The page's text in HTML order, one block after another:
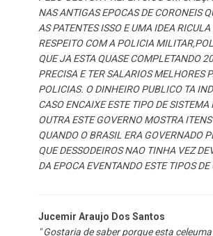
NAS ANTIGAS EPOCAS DE CORONEIS
AS PATENTES ISSO E UMA IDEA RICULA
RESPEITO COM A POLICIA
QUE JA ESTA QUASE COMPLETANDO
PRECISA E TER SALARIOS MELHORES
POLICIAS. O DINHEIRO PUBLICO TA
CASO ENCAIXE ESTE TIPO DE SISTEMA
OUTRA ESTE GOVERNO MOSTRA
QUANDO O BRASIL ERA GOVERNADO
QUE DESSODEIROS NAO TINHA VEZ
DA EPOCA EVENTANDO ESTE TIPOS DE
Jucemir Araujo Dos Santos
" Gostaria de saber porque esta